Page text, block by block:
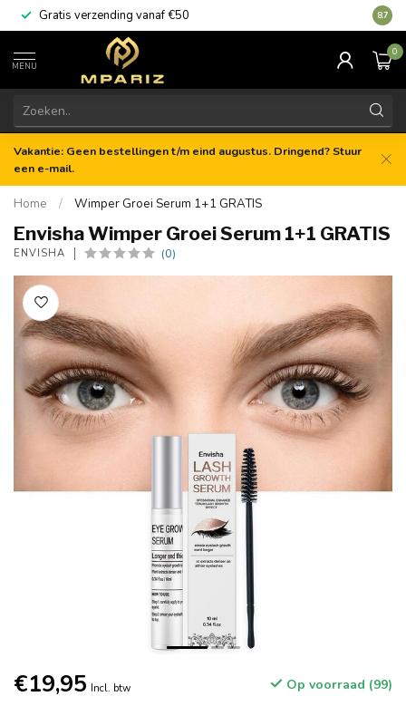
Gratis verzending vanaf €50 8.7
MENU
0
Vakantie: Geen bestellingen t/m eind augustus. Dringend? Stuur
een e-mail.
Home / Wimper Groei Serum 1+1 GRATIS
Envisha Wimper Groei Serum 1+1 GRATIS
ENVISHA (0)
€19,95 Incl. btw Op voorraad (99)